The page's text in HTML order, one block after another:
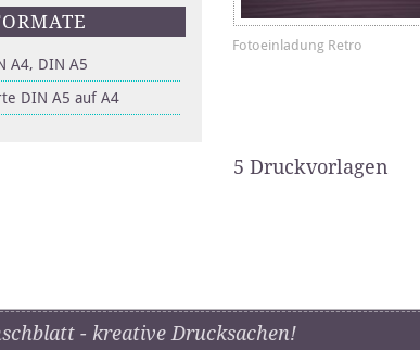
A4, DIN A5
DIN A5 auf A4
Fotoeinladung Retro
5 Druckvorlagen
- kreative Drucksachen!